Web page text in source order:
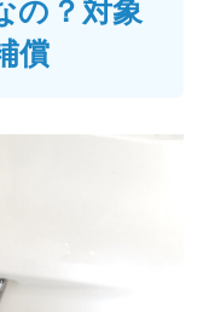
の？対象
償